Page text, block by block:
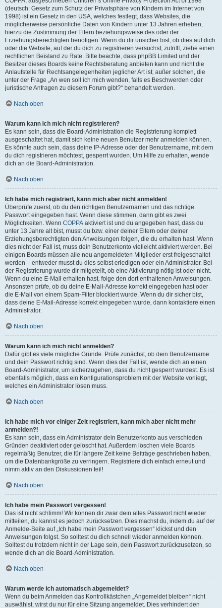
(deutsch: Gesetz zum Schutz der Privatsphäre von Kindern im Internet von
1998) ist ein Gesetz in den USA, welches festlegt, dass Websites, die
möglicherweise persönliche Daten von Kindern unter 13 Jahren erheben,
hierzu die Zustimmung der Eltern beziehungsweise des oder der
Erziehungsberechtigten benötigen. Wenn du dir unsicher bist, ob dies auf dich
oder die Website, auf der du dich zu registrieren versuchst, zutrifft, ziehe einen
rechtlichen Beistand zu Rate. Bitte beachte, dass phpBB Limited und der
Besitzer dieses Boards keine Rechtsberatung anbieten kann und nicht die
Anlaufstelle für Rechtsangelegenheiten jeglicher Art ist; außer solchen, die
unter der Frage „An wen soll ich mich wenden, falls es Beschwerden oder
juristische Anfragen zu diesem Forum gibt?“ behandelt werden.
Nach oben
Warum kann ich mich nicht registrieren?
Es kann sein, dass die Board-Administration die Registrierung komplett
ausgeschaltet hat, damit sich keine neuen Benutzer mehr anmelden können.
Es könnte auch sein, dass deine IP-Adresse oder der Benutzername, mit dem
du dich registrieren möchtest, gesperrt wurden. Um Hilfe zu erhalten, wende
dich an die Board-Administration.
Nach oben
Ich habe mich registriert, kann mich aber nicht anmelden!
Überprüfe zuerst, ob du den richtigen Benutzernamen und das richtige
Passwort eingegeben hast. Wenn diese stimmen, dann gibt es zwei
Möglichkeiten. Wenn COPPA aktiviert ist und du angegeben hast, dass du
unter 13 Jahre alt bist, musst du bzw. einer deiner Eltern oder deiner
Erziehungsberechtigten den Anweisungen folgen, die du erhalten hast. Wenn
dies nicht der Fall ist, muss dein Benutzerkonto vielleicht aktiviert werden. Bei
einigen Boards müssen alle neu angemeldeten Mitglieder erst freigeschaltet
werden – entweder musst du dies selbst erledigen oder ein Administrator. Bei
der Registrierung wurde dir mitgeteilt, ob eine Aktivierung nötig ist oder nicht.
Wenn du eine E-Mail erhalten hast, folge den dort enthaltenen Anweisungen.
Ansonsten prüfe, ob du deine E-Mail-Adresse korrekt eingegeben hast oder
die E-Mail von einem Spam-Filter blockiert wurde. Wenn du dir sicher bist,
dass deine E-Mail-Adresse korrekt eingegeben wurde, dann kontaktiere einen
Administrator.
Nach oben
Warum kann ich mich nicht anmelden?
Dafür gibt es viele mögliche Gründe. Prüfe zunächst, ob dein Benutzername
und dein Passwort richtig sind. Wenn dies der Fall ist, wende dich an einen
Board-Administrator, um sicherzugehen, dass du nicht gesperrt wurdest. Es ist
ebenfalls möglich, dass ein Konfigurationsproblem mit der Website vorliegt,
welches ein Administrator lösen muss.
Nach oben
Ich habe mich vor einiger Zeit registriert, kann mich aber nicht mehr
anmelden?!
Es kann sein, dass ein Administrator dein Benutzerkonto aus verschieden
Gründen deaktiviert oder gelöscht hat. Außerdem löschen viele Boards
regelmäßig Benutzer, die für längere Zeit keine Beiträge geschrieben haben,
um die Datenbankgröße zu verringern. Registriere dich einfach erneut und
nimm aktiv an den Diskussionen teil!
Nach oben
Ich habe mein Passwort vergessen!
Das ist nicht schlimm! Wir können dir zwar dein altes Passwort nicht wieder
mitteilen, du kannst es jedoch zurücksetzen. Dies machst du, indem du auf der
Anmelde-Seite auf „Ich habe mein Passwort vergessen“ klickst und den
Anweisungen folgst. So solltest du dich schnell wieder anmelden können.
Solltest du trotzdem nicht in der Lage sein, dein Passwort zurückzusetzen, so
wende dich an die Board-Administration.
Nach oben
Warum werde ich automatisch abgemeldet?
Wenn du beim Anmelden das Kontrollkästchen „Angemeldet bleiben“ nicht
auswählst, wirst du nur für eine Sitzung angemeldet. Dies verhindert den